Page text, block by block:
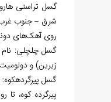
شرق – جنوب
روی آهک‌های
گسل چلچلی:
زیرین) و
گسل